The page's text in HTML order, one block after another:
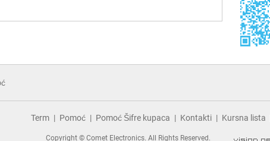
Term Pomoć Pomoć Šifre kupaca Kontakti Kursna lista
Copyright © Comet Electronics. All Rights Reserved.